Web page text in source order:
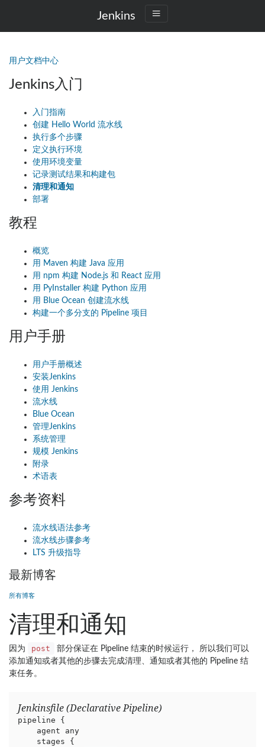
Jenkins
用户文档中心
Jenkins入门
入门指南
创建 Hello World 流水线
执行多个步骤
定义执行环境
使用环境变量
记录测试结果和构建包
清理和通知
部署
教程
概览
用 Maven 构建 Java 应用
用 npm 构建 Node.js 和 React 应用
用 PyInstaller 构建 Python 应用
用 Blue Ocean 创建流水线
构建一个多分支的 Pipeline 项目
用户手册
用户手册概述
安装Jenkins
使用 Jenkins
流水线
Blue Ocean
管理Jenkins
系统管理
规模 Jenkins
附录
术语表
参考资料
流水线语法参考
流水线步骤参考
LTS 升级指导
最新博客
所有博客
清理和通知
因为 post
部分保证在 Pipeline 结束的时候运行， 所以我们可以
添加通知或者其他的步骤去完成清理、通知或者其他的 Pipeline 结
束任务。
Jenkinsfile (Declarative Pipeline)
pipeline {
    agent any
    stages {